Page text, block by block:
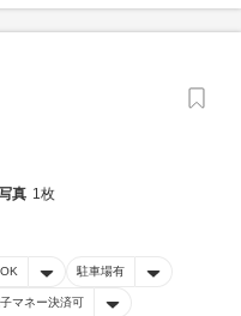
真 1枚
駐車場有
マネー決済可